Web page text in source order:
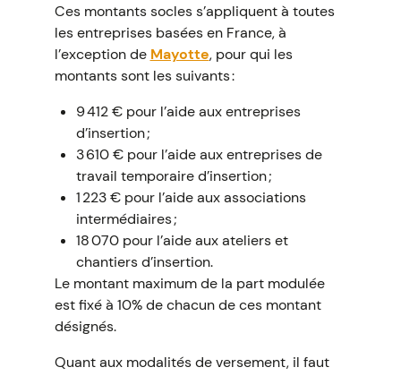
Ces montants socles s’appliquent à toutes
les entreprises basées en France, à
l’exception de Mayotte, pour qui les
montants sont les suivants :
9 412 € pour l’aide aux entreprises
d’insertion ;
3 610 € pour l’aide aux entreprises de
travail temporaire d’insertion ;
1 223 € pour l’aide aux associations
intermédiaires ;
18 070 pour l’aide aux ateliers et
chantiers d’insertion.
Le montant maximum de la part modulée
est fixé à 10% de chacun de ces montant
désignés.
Quant aux modalités de versement, il faut